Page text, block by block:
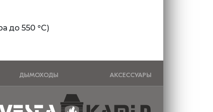
до 550 °C)
ДЫМОХОДЫ АКСЕССУАРЫ